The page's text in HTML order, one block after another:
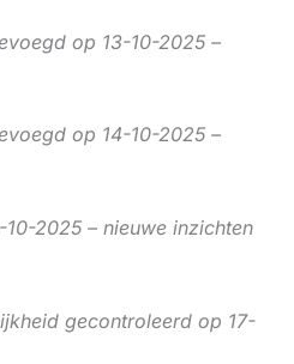
op 13-10-2025 –
op 14-10-2025 –
2025 – nieuwe inzichten
gecontroleerd op 17-